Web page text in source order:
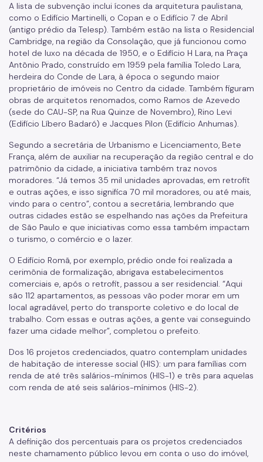
Portal de Licenciamento
Aprova Rápido
Requalifica Rápido
Controle do uso
Certificado de Acessibilidade
Segurança de uso das Edificações
Estação Rádio-Base
Elevadores
Locais de Reunião e Eventos
Cadastro da Edificação
CEDI - Cadastro de Edificações
Ficha Técnica
Denom. de Logradouros
Mais Serviços
Relatórios de Aprovação
Notícias
Imprensa
A lista de subvenção inclui ícones da arquitetura paulistana,
como o Edifício Martinelli, o Copan e o Edifício 7 de Abril
(antigo prédio da Telesp). Também estão na lista o Residencial
Cambridge, na região da Consolação, que já funcionou como
hotel de luxo na década de 1950, e o Edifício H Lara, na Praça
Antônio Prado, construído em 1959 pela família Toledo Lara,
herdeira do Conde de Lara, à época o segundo maior
proprietário de imóveis no Centro da cidade. Também figuram
obras de arquitetos renomados, como Ramos de Azevedo
(sede do CAU-SP, na Rua Quinze de Novembro), Rino Levi
(Edifício Líbero Badaró) e Jacques Pilon (Edifício Anhumas).
Segundo a secretária de Urbanismo e Licenciamento, Bete
França, além de auxiliar na recuperação da região central e do
patrimônio da cidade, a iniciativa também traz novos
moradores. “Já temos 35 mil unidades aprovadas, em retrofit
e outras ações, e isso significa 70 mil moradores, ou até mais,
vindo para o centro”, contou a secretária, lembrando que
outras cidades estão se espelhando nas ações da Prefeitura
de São Paulo e que iniciativas como essa também impactam
o turismo, o comércio e o lazer.
O Edifício Romã, por exemplo, prédio onde foi realizada a
cerimônia de formalização, abrigava estabelecimentos
comerciais e, após o retrofit, passou a ser residencial. “Aqui
são 112 apartamentos, as pessoas vão poder morar em um
local agradável, perto do transporte coletivo e do local de
trabalho. Com essas e outras ações, a gente vai conseguindo
fazer uma cidade melhor”, completou o prefeito.
Dos 16 projetos credenciados, quatro contemplam unidades
de habitação de interesse social (HIS): um para famílias com
renda de até três salários-mínimos (HIS-1) e três para aquelas
com renda de até seis salários-mínimos (HIS-2).
Critérios
A definição dos percentuais para os projetos credenciados
neste chamamento público levou em conta o uso do imóvel,